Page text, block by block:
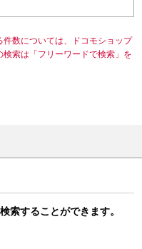
件数については、ドコモショップ
索は「フリーワードで検索」を
索することができます。